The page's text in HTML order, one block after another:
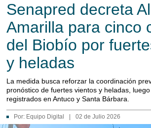
Senapred decreta
Amarilla para cinco
del Biobío por
y heladas
La medida busca reforzar la coordinación
pronóstico de fuertes vientos y heladas,
registrados en Antuco y Santa Bárbara.
Por: Equipo Digital 02 de Julio 2026